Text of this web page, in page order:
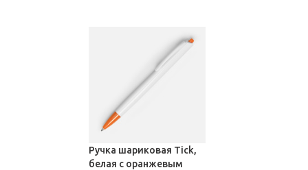
Ручка шариковая Tick,
белая с оранжевым